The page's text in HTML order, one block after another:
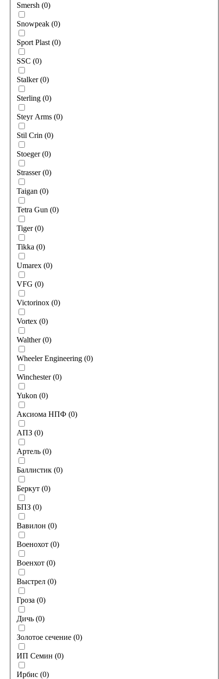
Smersh (0)
Snowpeak (0)
Sport Plast (0)
SSC (0)
Stalker (0)
Sterling (0)
Steyr Arms (0)
Stil Crin (0)
Stoeger (0)
Strasser (0)
Taigan (0)
Tetra Gun (0)
Tiger (0)
Tikka (0)
Umarex (0)
VFG (0)
Victorinox (0)
Vortex (0)
Walther (0)
Wheeler Engineering (0)
Winchester (0)
Yukon (0)
Аксиома НПФ (0)
АПЗ (0)
Артель (0)
Баллистик (0)
Беркут (0)
БПЗ (0)
Вавилон (0)
Военохот (0)
Военхот (0)
Выстрел (0)
Гроза (0)
Дичь (0)
Золотое сечение (0)
ИП Семин (0)
Ирбис (0)